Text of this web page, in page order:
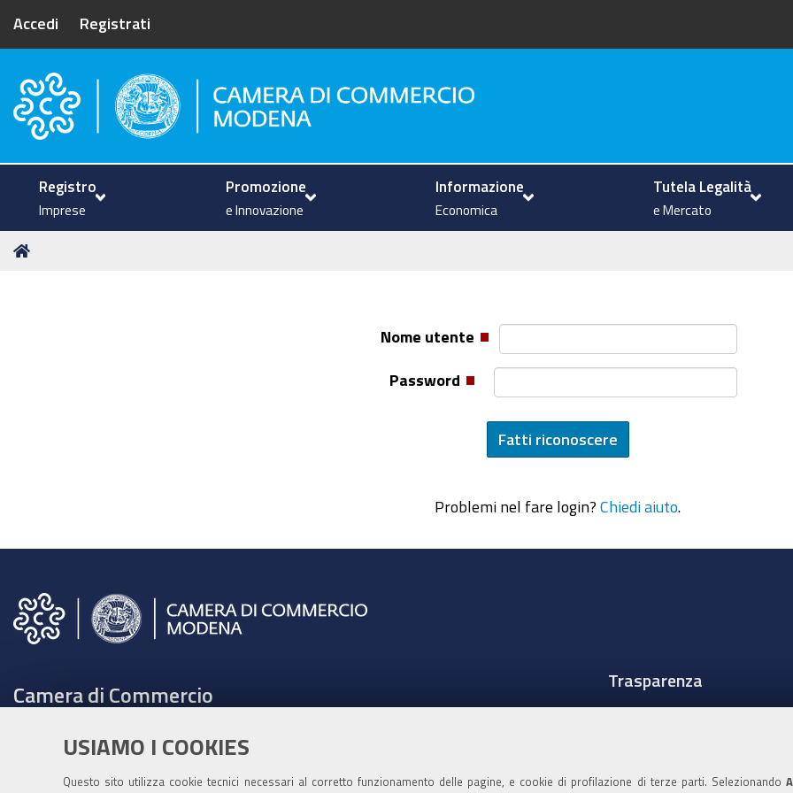
USIAMO I COOKIES
Questo sito utilizza cookie tecnici necessari al corretto funzionamento delle pagine, e cookie di profilazione di terze parti. Selezionando
Accedi Registrati
Camera di Commercio di Modena
Registro
Imprese
Promozione
e Innovazione
Informazione
Economica
Tutela Legalità
e Mercato
Tu
Nome utente
Password
Problemi nel fare login? Chiedi aiuto
Camera di Commercio
Tel. 059208111 -URP
Contabilità speciale Banca d'Italia:
Trasparenza
Pubblicità Legale